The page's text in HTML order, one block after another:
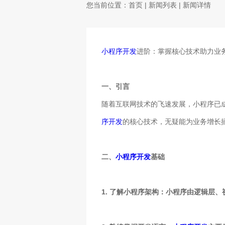
您当前位置： 首页 | 新闻列表 | 新闻详情
小程序开发进阶：掌握核心技术助力业
一、引言
随着互联网技术的飞速发展，小程序
序开发的核心技术，无疑能为业务增长
二、 小程序开发基础
1. 了解小程序架构：小程序由逻辑层